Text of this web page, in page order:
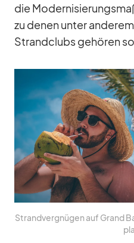
die
zu de­nen un­ter
Strand­clubs ge­hö­ren
Strand­ver­gnü­gen auf Grand